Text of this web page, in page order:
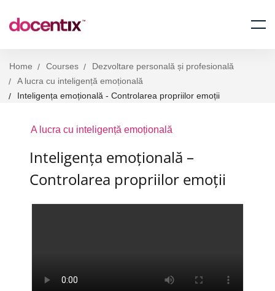
Home Courses
Dezvoltare personală și profesională
A lucra cu inteligență emoțională
Inteligența emoțională - Controlarea propriilor emoții
A lucra cu inteligență emoțională
Inteligența emoțională –
Controlarea propriilor emoții